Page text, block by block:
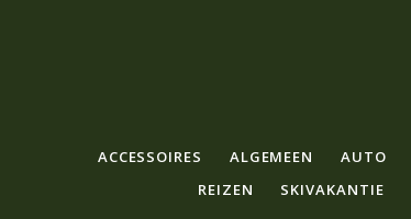
ACCESSOIRES ALGEMEEN AUTO
REIZEN
SKIVAKANTIE